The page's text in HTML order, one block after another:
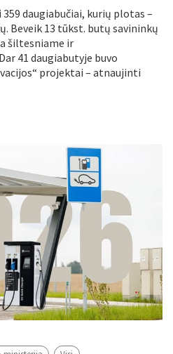
daugiabučiai, kurių plotas –
Beveik 13 tūkst. butų savininkų
šiltesniame ir
41 daugiabutyje buvo
projektai – atnaujinti